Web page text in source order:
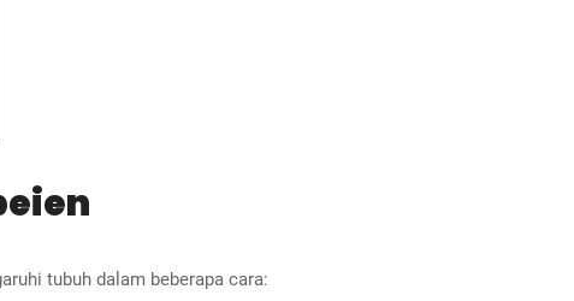
tubuh dalam beberapa cara: